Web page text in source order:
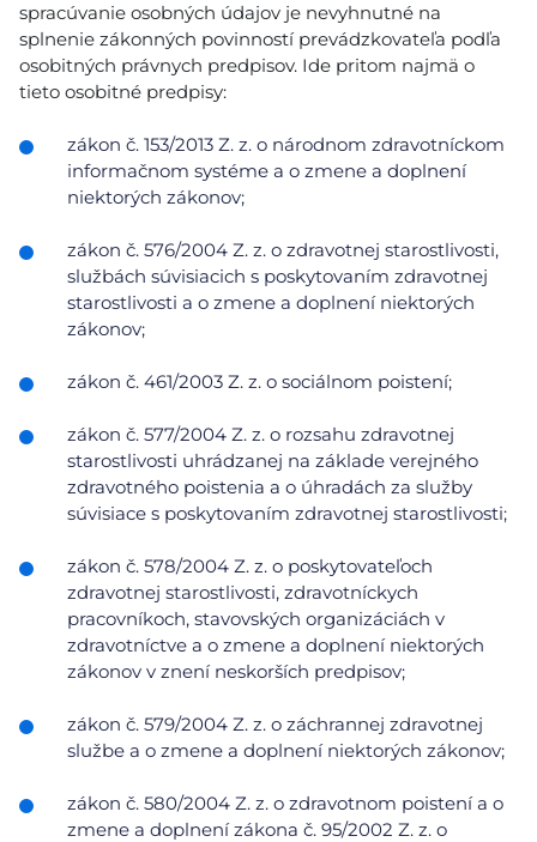
spracúvanie osobných údajov je nevyhnutné na
splnenie zákonných povinností prevádzkovateľa podľa
osobitných právnych predpisov. Ide pritom najmä o
tieto osobitné predpisy:
zákon č. 153/2013 Z. z. o národnom zdravotníckom
informačnom systéme a o zmene a doplnení
niektorých zákonov;
zákon č. 576/2004 Z. z. o zdravotnej starostlivosti,
službách súvisiacich s poskytovaním zdravotnej
starostlivosti a o zmene a doplnení niektorých
zákonov;
zákon č. 461/2003 Z. z. o sociálnom poistení;
zákon č. 577/2004 Z. z. o rozsahu zdravotnej
starostlivosti uhrádzanej na základe verejného
zdravotného poistenia a o úhradách za služby
súvisiace s poskytovaním zdravotnej starostlivosti;
zákon č. 578/2004 Z. z. o poskytovateľoch
zdravotnej starostlivosti, zdravotníckych
pracovníkoch, stavovských organizáciách v
zdravotníctve a o zmene a doplnení niektorých
zákonov v znení neskorších predpisov;
zákon č. 579/2004 Z. z. o záchrannej zdravotnej
službe a o zmene a doplnení niektorých zákonov;
zákon č. 580/2004 Z. z. o zdravotnom poistení a o
zmene a doplnení zákona č. 95/2002 Z. z. o